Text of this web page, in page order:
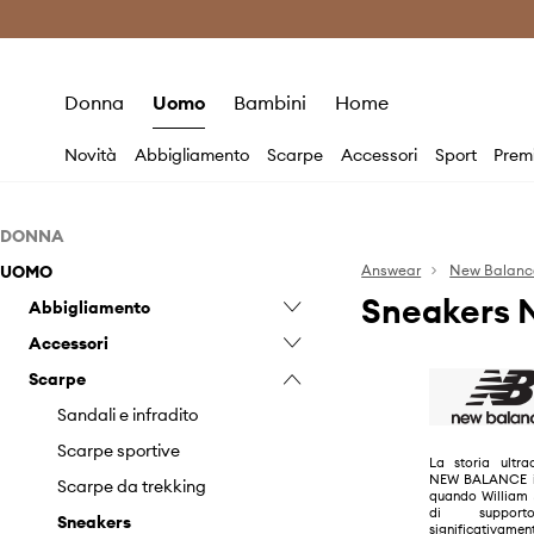
Risparmia
Donna Uomo Bambini Home
Novità Abbigliamento Scarpe Accessori Sport
DONNA
Abbigliamento
Biancheria intima
Felpe
Giacche
Pantaloni e leggings
Pantaloncini
Top e magliette
Accessori
Berretti e cappelli
Scarpe
Scarpe sportive
Sandali e infradito
Sneakers
UOMO
Abbigliamento
Felpe
Giacche
Pantaloncini
Pantaloni
T-shirt e polo
Accessori
Berretti e cappelli
Scarpe
Sandali e infradito
Scarpe sportive
Scarpe da trekking
Sneakers
Answear New
Sneakers
La storia
NEW
quando
di